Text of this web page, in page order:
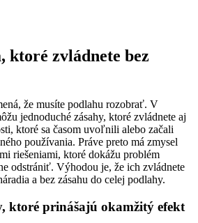
ktoré zvládnete bez
že musíte podlahu rozobrať. V
jednoduché zásahy, ktoré zvládnete aj
ktoré sa časom uvoľnili alebo začali
používania. Práve preto má zmysel
riešeniami, ktoré dokážu problém
odstrániť. Výhodou je, že ich zvládnete
a bez zásahu do celej podlahy.
ktoré prinášajú okamžitý efekt